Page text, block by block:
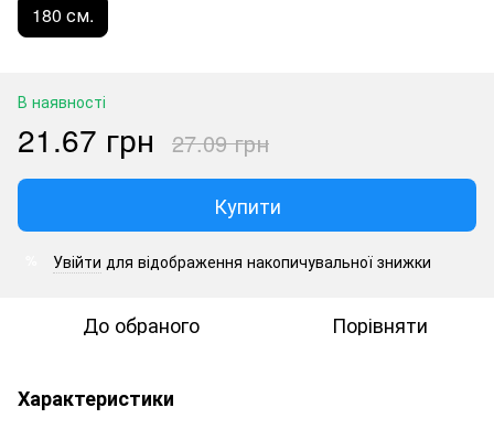
180 см.
В наявності
21.67 грн 27.09 грн
Купити
Увійти для відображення накопичувальної знижки
До обраного Порівняти
Характеристики